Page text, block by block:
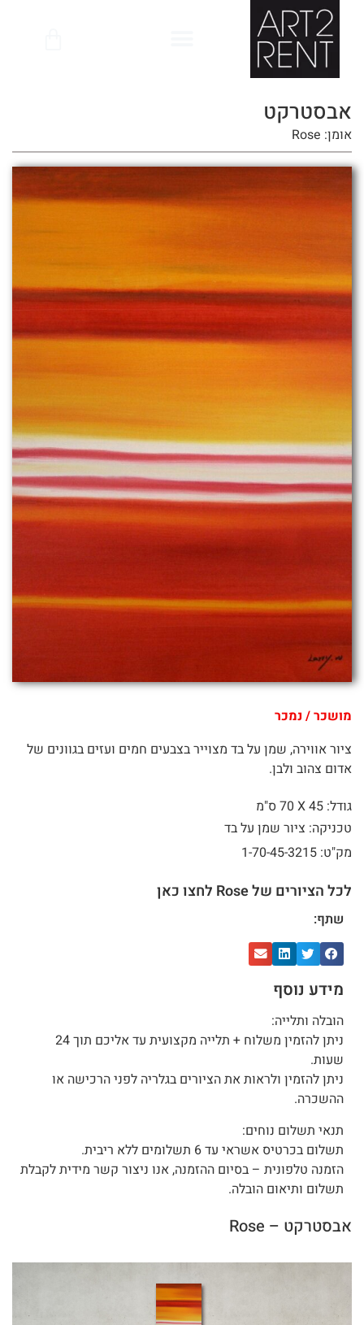
אבסטרקט
אומן: Rose
מושכר / נמכר
ציור אווירה, שמן על בד מצוייר בצבעים חמים ועזים בגוונים של
אדום צהוב ולבן.
גודל: 45 X
70 ס"מ
טכניקה: ציור שמן על בד
מק"ט: 1-70-45-3215
לכל הציורים של Rose לחצו כאן
שתף:
מידע נוסף
הובלה ותלייה:
ניתן להזמין משלוח + תלייה מקצועית עד אליכם תוך 24
שעות.
ניתן להזמין ולראות את הציורים בגלריה לפני הרכישה או
ההשכרה.
תנאי תשלום נוחים:
תשלום בכרטיס אשראי עד 6 תשלומים ללא ריבית.
הזמנה טלפונית – בסיום ההזמנה, אנו ניצור קשר מידית לקבלת
תשלום ותיאום הובלה.
אבסטרקט – Rose